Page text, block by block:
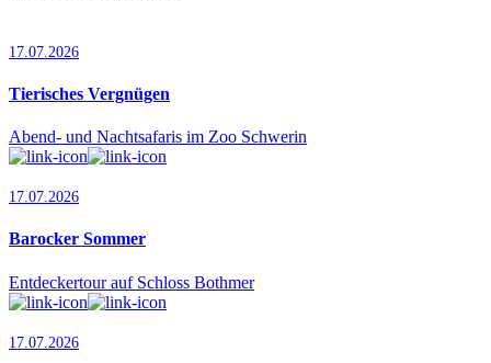
17.07.2026
Tierisches Vergnügen
Abend- und Nachtsafaris im Zoo Schwerin
17.07.2026
Barocker Sommer
Entdeckertour auf Schloss Bothmer
17.07.2026